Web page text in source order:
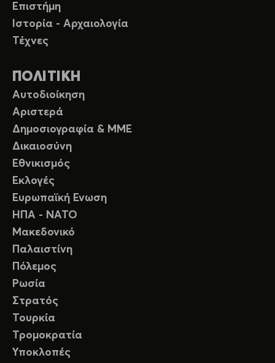
Επιστήμη
Ιστορία - Αρχαιολογία
Τέχνες
ΠΟΛΙΤΙΚΗ
Αυτοδιοίκηση
Αριστερά
Δημοσιογραφία & ΜΜΕ
Δικαιοσύνη
Εθνικισμός
Εκλογές
Ευρωπαϊκή Ενωση
ΗΠΑ - ΝΑΤΟ
Μακεδονικό
Παλαιστίνη
Πόλεμος
Ρωσία
Στρατός
Τουρκία
Τρομοκρατία
Υποκλοπές